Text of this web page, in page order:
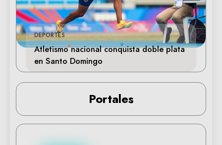
DEPORTES
Atletismo nacional conquista doble plata
en Santo Domingo
Portales